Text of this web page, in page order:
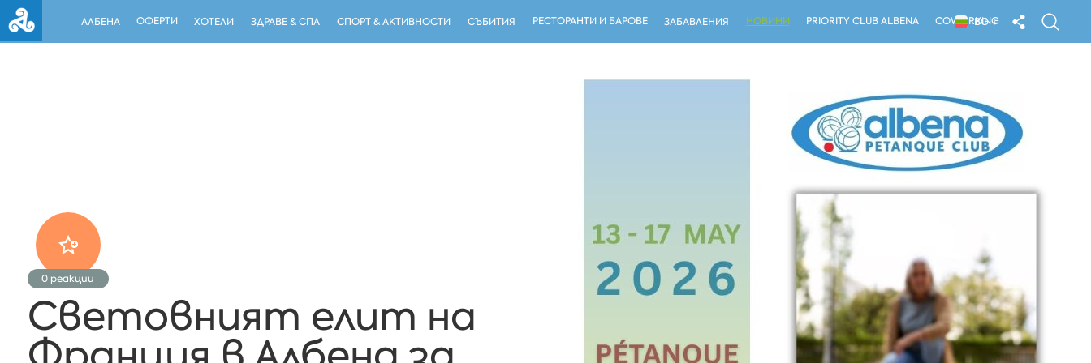
АЛБЕНА ОФЕРТИ ХОТЕЛИ ЗДРАВЕ & СПА СПОРТ & АКТИВНОСТИ СЪБИТИЯ РЕСТОРАНТИ И БАРОВЕ ЗАБАВЛЕНИЯ НОВИНИ PRIORITY CLUB ALBENA COWORKING
BG
0 реакции
Световният елит на